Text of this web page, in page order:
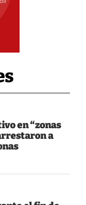
en “zonas
a